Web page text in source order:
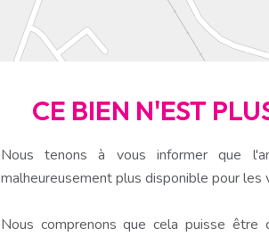
CE BIEN N'EST
Nous tenons à vous informer que
malheureusement plus disponible pour les
Nous comprenons que cela puisse être